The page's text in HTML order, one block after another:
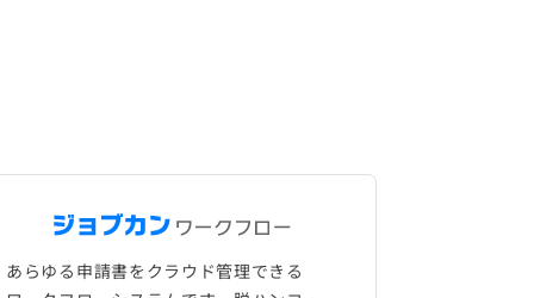
あらゆる申請書をクラウド管理できる